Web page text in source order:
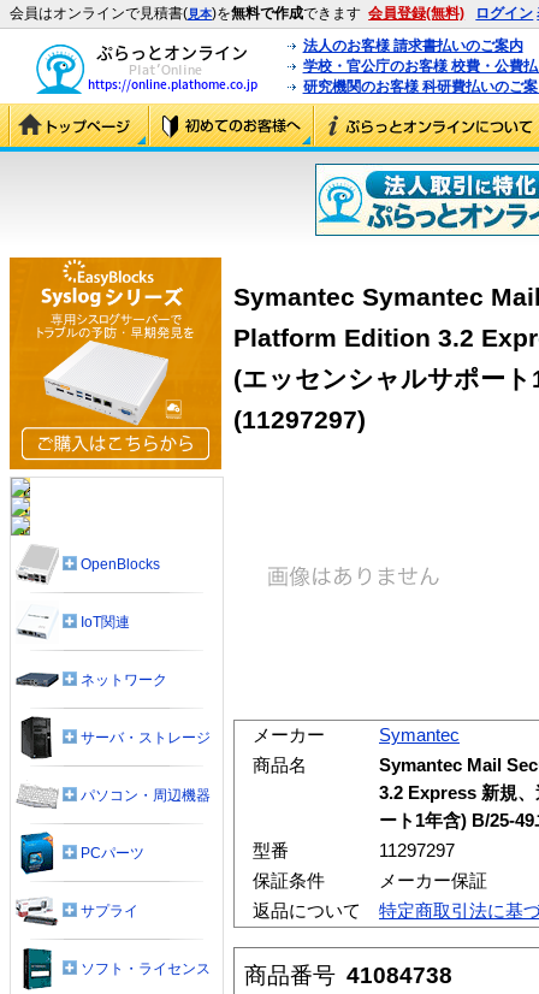
会員はオンラインで見積書(見本)を無料で作成できます 会員登録(無料) ログイン
法人のお客様 請求書払いのご案内
学校・官公庁のお客様 校費・公費
研究機関のお客様 科研費払いのご
Symantec Symantec
Platform Edition 3.2
(エッセンシャルサポー
(11297297)
メーカー
Symantec
商品名
Symantec Mail
3.2 Express 新規
ート1年含) B/25-49
型番
11297297
保証条件
メーカー保証
返品について
特定商取引法に基
商品番号 41084738
OpenBlocks
IoT関連
ネットワーク
サーバ・ストレージ
パソコン・周辺機器
PCパーツ
サプライ
ソフト・ライセンス